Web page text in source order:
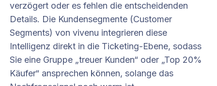
verzögert oder es fehlen die entscheidenden
Details. Die Kundensegmente (Customer
Segments) von vivenu integrieren diese
Intelligenz direkt in die Ticketing-Ebene, sodass
Sie eine Gruppe „treuer Kunden“ oder „Top 20%
Käufer“ ansprechen können, solange das